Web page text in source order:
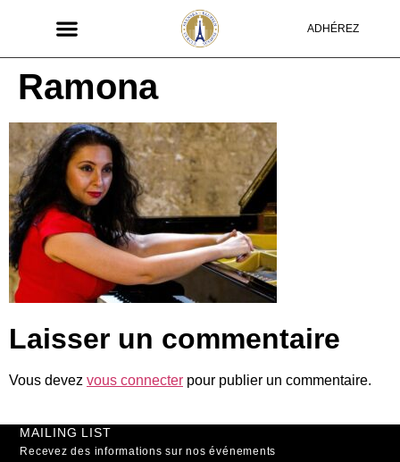
ADHÉREZ
Ramona
Laisser un commentaire
Vous devez vous connecter pour publier un commentaire.
MAILING LIST
Recevez des informations sur nos événements